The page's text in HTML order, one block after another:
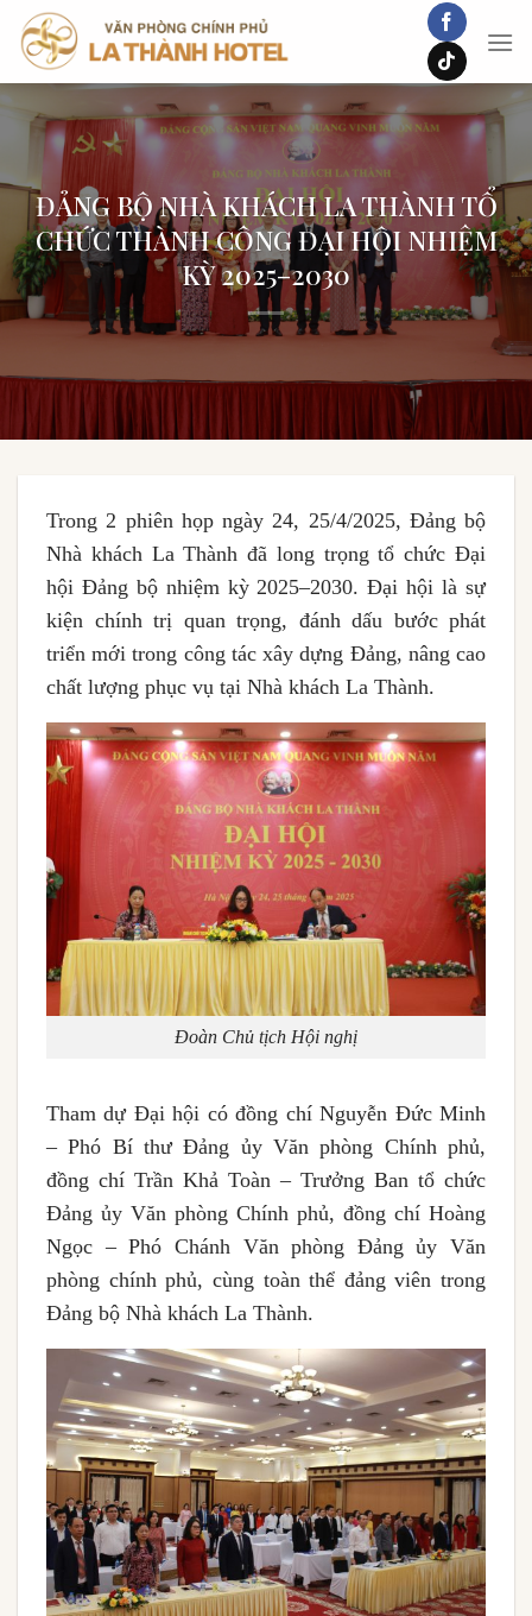
Chuyển
đến
dung
ĐẢNG BỘ NHÀ KHÁCH LA THÀNH TỔ
CHỨC THÀNH CÔNG ĐẠI HỘI NHIỆM
KỲ 2025–2030
Trong 2 phiên họp ngày 24, 25/4/2025, Đảng bộ
Nhà khách La Thành đã long trọng tổ chức Đại
hội Đảng bộ nhiệm kỳ 2025–2030. Đại hội là sự
kiện chính trị quan trọng, đánh dấu bước phát
triển mới trong công tác xây dựng Đảng, nâng cao
chất lượng phục vụ tại Nhà khách La Thành.
Đoàn Chủ tịch Hội nghị
Tham dự Đại hội có đồng chí Nguyễn Đức Minh
– Phó Bí thư Đảng ủy Văn phòng Chính phủ,
đồng chí Trần Khả Toàn – Trưởng Ban tổ chức
Đảng ủy Văn phòng Chính phủ, đồng chí Hoàng
Ngọc – Phó Chánh Văn phòng Đảng ủy Văn
phòng chính phủ, cùng toàn thể đảng viên trong
Đảng bộ Nhà khách La Thành.